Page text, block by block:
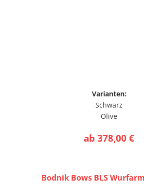
Varianten:
Schwarz
Olive
ab 378,00 €
Bodnik Bows BLS